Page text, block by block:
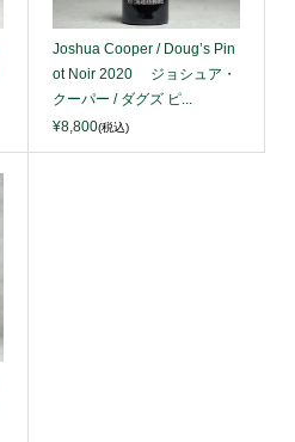
Joshua Cooper / Doug’s Pin
ot Noir 2020 ジョシュア・
クーパー / ダグズ ピ...
¥8,800(税込)